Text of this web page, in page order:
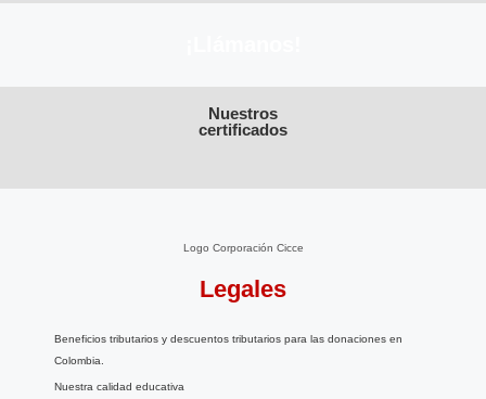
Nuestros
certificados
Logo Corporación Cicce
Legales
Beneficios tributarios y descuentos tributarios para las donaciones en
Colombia.
Nuestra calidad educativa